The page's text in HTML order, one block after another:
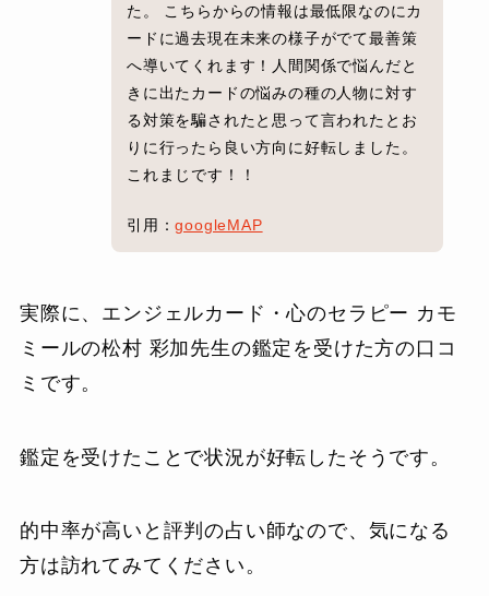
た。 こちらからの情報は最低限なのにカ
ードに過去現在未来の様子がでて最善策
へ導いてくれます！人間関係で悩んだと
きに出たカードの悩みの種の人物に対す
る対策を騙されたと思って言われたとお
りに行ったら良い方向に好転しました。
これまじです！！
引用：googleMAP
実際に、エンジェルカード・心のセラピー カモ
ミールの松村 彩加先生の鑑定を受けた方の口コ
ミです。
鑑定を受けたことで状況が好転したそうです。
的中率が高いと評判の占い師なので、気になる
方は訪れてみてください。